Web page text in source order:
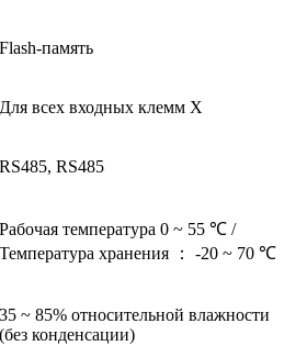
Flash-память
Для всех входных клемм X
RS485, RS485
Рабочая температура 0 ~ 55 ℃ /
Температура хранения ： -20 ~ 70 ℃
35 ~ 85% относительной влажности
(без конденсации)